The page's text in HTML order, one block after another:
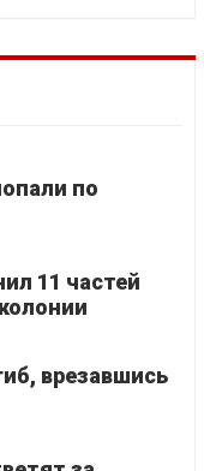
по
11 частей
врезавшись